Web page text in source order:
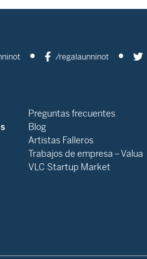
/regalaunninot
Preguntas frecuentes
Blog
Artistas Falleros
Trabajos de empresa – Valua
VLC Startup Market